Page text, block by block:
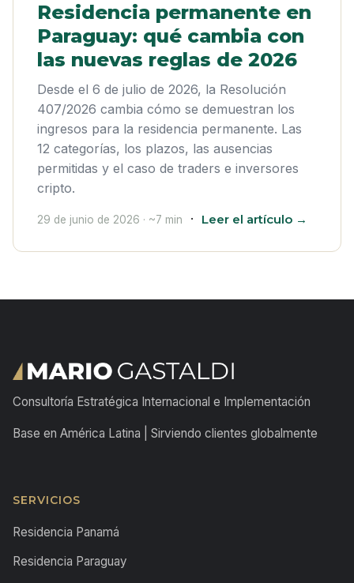
Residencia permanente en
Paraguay: qué cambia con
las nuevas reglas de 2026
Desde el 6 de julio de 2026, la Resolución
407/2026 cambia cómo se demuestran los
ingresos para la residencia permanente. Las
12 categorías, los plazos, las ausencias
permitidas y el caso de traders e inversores
cripto.
29 de junio de 2026 · ~7 min · Leer el artículo →
Consultoría Estratégica Internacional e Implementación
Base en América Latina | Sirviendo clientes globalmente
SERVICIOS
Residencia Panamá
Residencia Paraguay